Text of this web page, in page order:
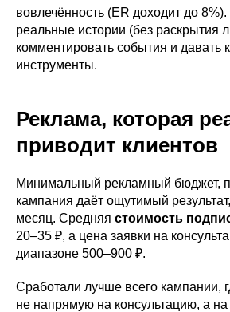
вовлечённость (ER доходит до
реальные истории (без раскрытия
комментировать события и давать
инструменты.
Реклама, которая
приводит клиентов
Минимальный рекламный бюджет,
кампания даёт ощутимый
месяц. Средняя стоимость
20–35 ₽, а цена заявки на
диапазоне 500–900 ₽.
Сработали лучше всего кампании,
не напрямую на консультацию, а